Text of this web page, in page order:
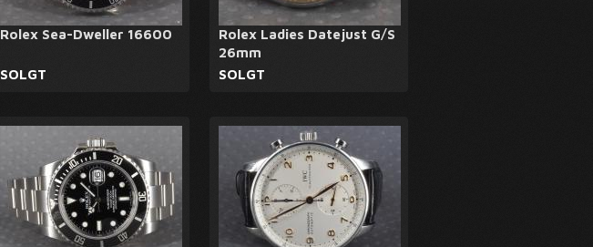
Rolex Sea-Dweller 16600
SOLGT
Rolex Ladies Datejust G/S
26mm
SOLGT